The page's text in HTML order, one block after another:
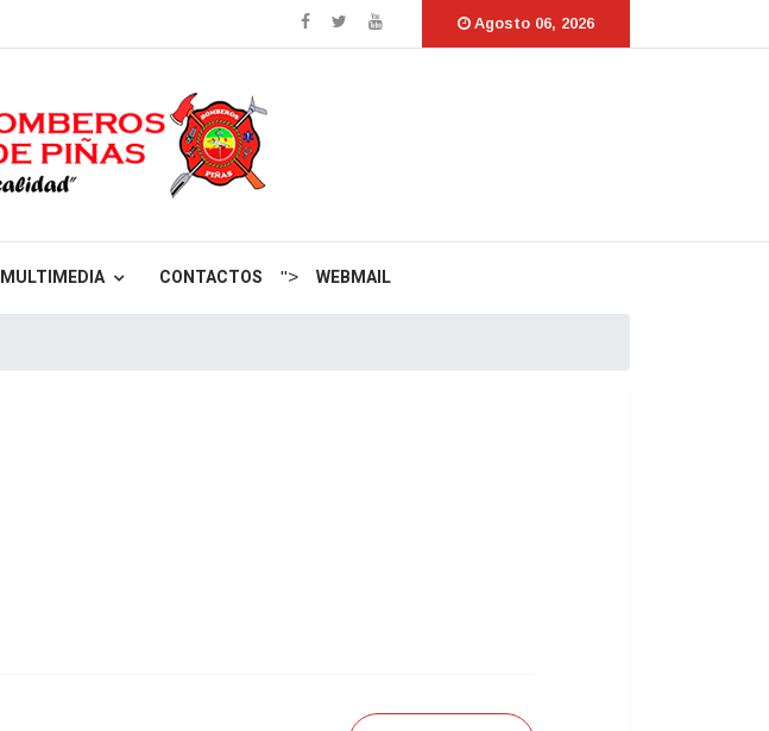
Agosto 06, 2026
MULTIMEDIA CONTACTOS "> WEBMAIL